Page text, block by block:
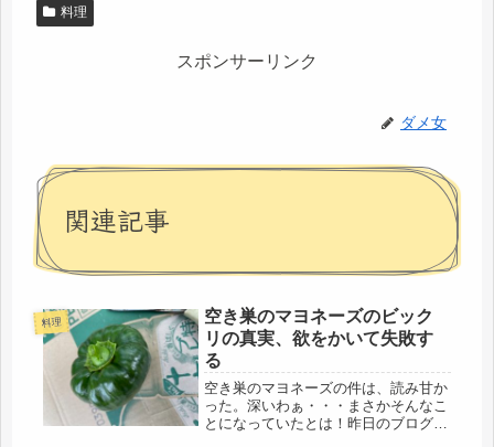
料理
スポンサーリンク
ダメ女
関連記事
料理
空き巣のマヨネーズのビック
リの真実、欲をかいて失敗す
る
空き巣のマヨネーズの件は、読み甘か
った。深いわぁ・・・まさかそんなこ
とになっていたとは！昨日のブログを